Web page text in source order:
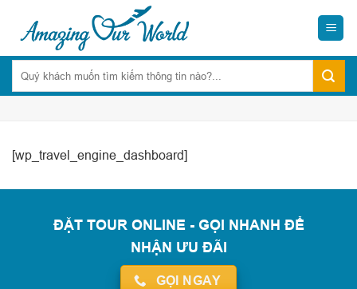
[wp_travel_engine_dashboard]
ĐẶT TOUR ONLINE - GỌI NHANH ĐỂ
NHẬN ƯU ĐÃI
GỌI NGAY